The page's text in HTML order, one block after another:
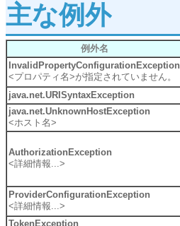
主な例外
例外名
InvalidPropertyConfigurationException
<プロパティ名>が指定されていません。
java.net.URISyntaxException
java.net.UnknownHostException
<ホスト名>
AuthorizationException
<詳細情報...>
ProviderConfigurationException
<詳細情報...>
TokenException